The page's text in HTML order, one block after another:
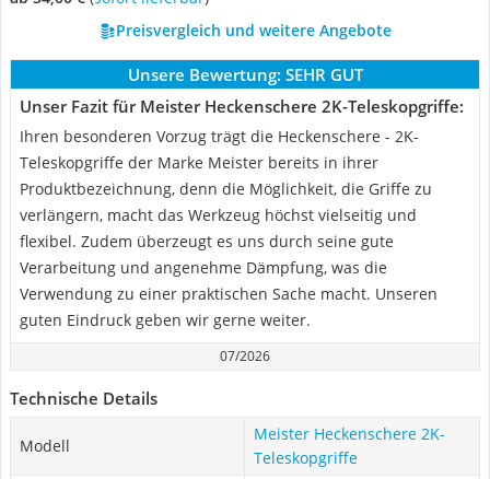
Preisvergleich und weitere Angebote
Unsere Bewertung: SEHR GUT
Unser Fazit für Meister Heckenschere 2K-Teleskopgriffe:
Ihren besonderen Vorzug trägt die Heckenschere - 2K-
Teleskopgriffe der Marke Meister bereits in ihrer
Produktbezeichnung, denn die Möglichkeit, die Griffe zu
verlängern, macht das Werkzeug höchst vielseitig und
flexibel. Zudem überzeugt es uns durch seine gute
Verarbeitung und angenehme Dämpfung, was die
Verwendung zu einer praktischen Sache macht. Unseren
guten Eindruck geben wir gerne weiter.
07/2026
Technische Details
Modell
Meister Heckenschere 2K-
Teleskopgriffe